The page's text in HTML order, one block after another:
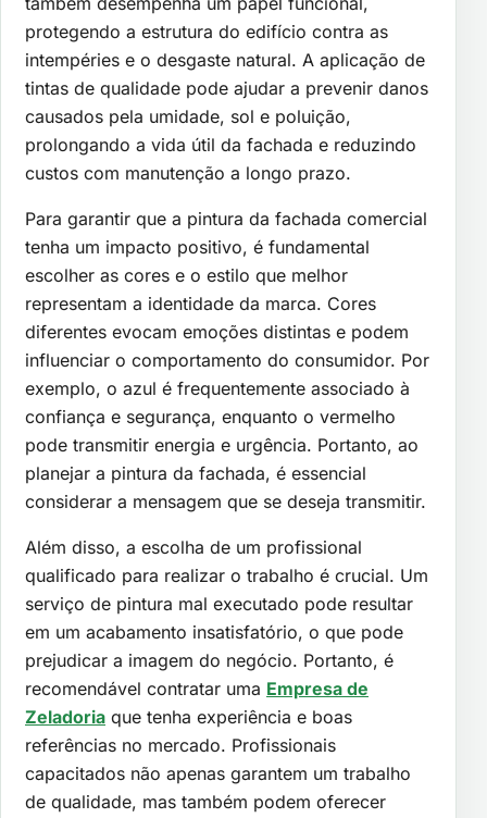
protegendo a estrutura do edifício contra as
intempéries e o desgaste natural. A aplicação de
tintas de qualidade pode ajudar a prevenir danos
causados pela umidade, sol e poluição,
prolongando a vida útil da fachada e reduzindo
custos com manutenção a longo prazo.
Para garantir que a pintura da fachada comercial
tenha um impacto positivo, é fundamental
escolher as cores e o estilo que melhor
representam a identidade da marca. Cores
diferentes evocam emoções distintas e podem
influenciar o comportamento do consumidor. Por
exemplo, o azul é frequentemente associado à
confiança e segurança, enquanto o vermelho
pode transmitir energia e urgência. Portanto, ao
planejar a pintura da fachada, é essencial
considerar a mensagem que se deseja transmitir.
Além disso, a escolha de um profissional
qualificado para realizar o trabalho é crucial. Um
serviço de pintura mal executado pode resultar
em um acabamento insatisfatório, o que pode
prejudicar a imagem do negócio. Portanto, é
recomendável contratar uma Empresa de
Zeladoria que tenha experiência e boas
referências no mercado. Profissionais
capacitados não apenas garantem um trabalho
de qualidade, mas também podem oferecer